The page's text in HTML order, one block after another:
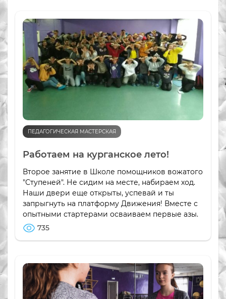
ПЕДАГОГИЧЕСКАЯ МАСТЕРСКАЯ
Работаем на курганское лето!
Второе занятие в Школе помощников вожатого
"Ступеней". Не сидим на месте, набираем ход.
Наши двери еще открыты, успевай и ты
запрыгнуть на платформу Движения! Вместе с
опытными стартерами осваиваем первые азы.
735